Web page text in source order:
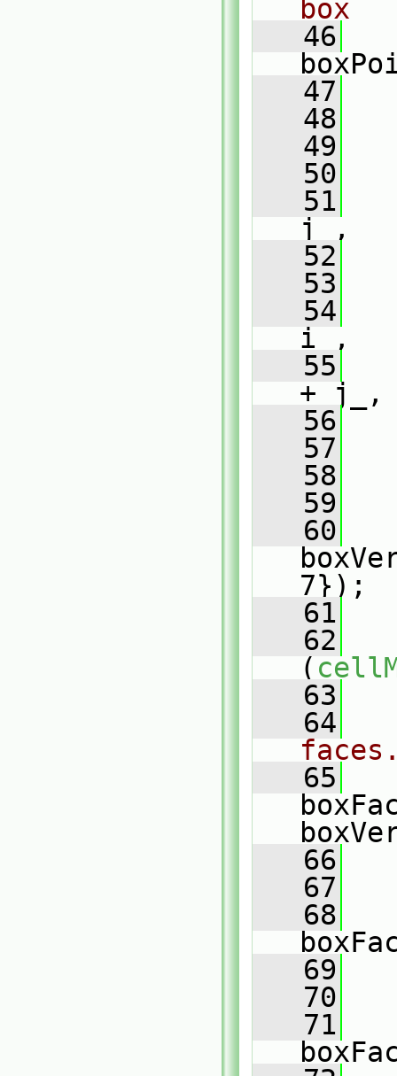
box
   46
   47
   48
   49
   50
   51
j_,
   52
   53
   54
i_,
   55
+ j_,
   56
   57
   58
   59
   60
7});
   61
   62
(
   63
   64
   65
   66
   67
   68
   69
   70
   71